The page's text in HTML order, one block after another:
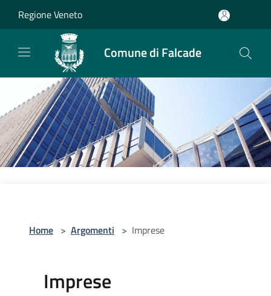
Regione Veneto
Comune di Falcade
Home > Argomenti > Imprese
Imprese